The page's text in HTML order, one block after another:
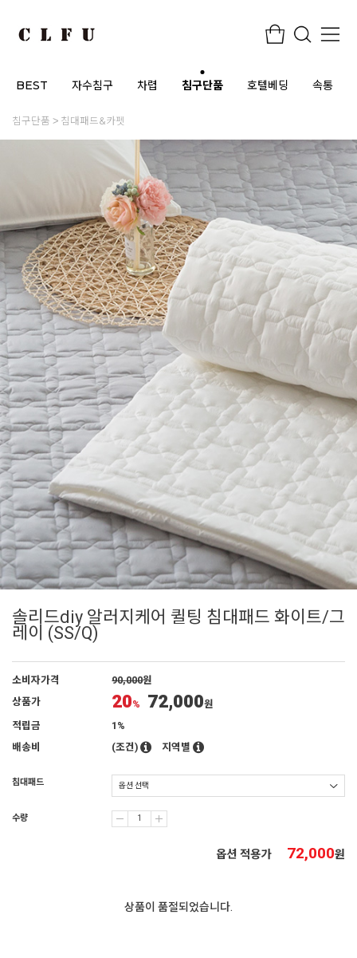
BEST 자수침구 차렵 침구단품 호텔베딩 속통
침구단품 침대패드&카펫
솔리드diy 알러지케어 퀼팅 침대패드 화이트/그
레이 (SS/Q)
소비자가격 90,000원
상품가
20% 72,000원
적립금
1%
배송비
(조건) 지역별
침대패드
수량
옵션 적용가 72,000원
상품이 품절되었습니다.